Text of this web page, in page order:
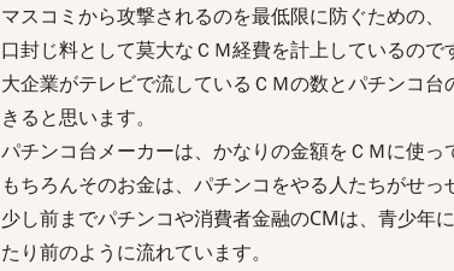
マスコミから攻撃されるのを最低限に防ぐための、
口封じ料として莫大なＣＭ経費を計上しているので
大企業がテレビで流しているＣＭの数とパチンコ
きると思います。
パチンコ台メーカーは、かなりの金額をＣＭに使っ
もちろんそのお金は、パチンコをやる人たちがせっ
少し前までパチンコや消費者金融のCMは、青少年
たり前のように流れています。